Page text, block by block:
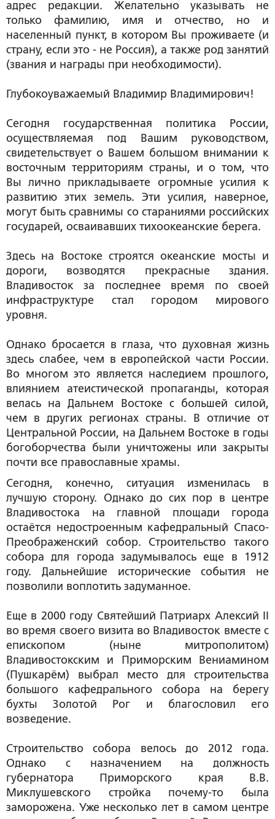
адрес редакции. Желательно указывать не
только фамилию, имя и отчество, но и
населенный пункт, в котором Вы проживаете (и
страну, если это - не Россия), а также род занятий
(звания и награды при необходимости).
Глубокоуважаемый Владимир Владимирович!
Сегодня государственная политика России,
осуществляемая под Вашим руководством,
свидетельствует о Вашем большом внимании к
восточным территориям страны, и о том, что
Вы лично прикладываете огромные усилия к
развитию этих земель. Эти усилия, наверное,
могут быть сравнимы со стараниями российских
государей, осваивавших тихоокеанские берега.
Здесь на Востоке строятся океанские мосты и
дороги, возводятся прекрасные здания.
Владивосток за последнее время по своей
инфраструктуре стал городом мирового
уровня.
Однако бросается в глаза, что духовная жизнь
здесь слабее, чем в европейской части России.
Во многом это является наследием прошлого,
влиянием атеистической пропаганды, которая
велась на Дальнем Востоке с большей силой,
чем в других регионах страны. В отличие от
Центральной России, на Дальнем Востоке в годы
богоборчества были уничтожены или закрыты
почти все православные храмы.
Сегодня, конечно, ситуация изменилась в
лучшую сторону. Однако до сих пор в центре
Владивостока на главной площади города
остаётся недостроенным кафедральный Спасо-
Преображенский собор. Строительство такого
собора для города задумывалось еще в 1912
году. Дальнейшие исторические события не
позволили воплотить задуманное.
Еще в 2000 году Святейший Патриарх Алексий II
во время своего визита во Владивосток вместе с
епископом (ныне митрополитом)
Владивостокским и Приморским Вениамином
(Пушкарём) выбрал место для строительства
большого кафедрального собора на берегу
бухты Золотой Рог и благословил его
возведение.
Строительство собора велось до 2012 года.
Однако с назначением на должность
губернатора Приморского края В.В.
Миклушевского стройка почему-то была
заморожена. Уже несколько лет в самом центре